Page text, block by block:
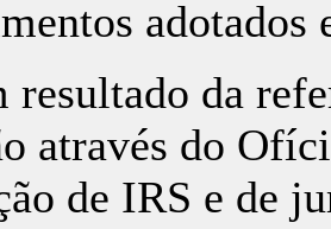
adotados
da
através do
de IRS e de